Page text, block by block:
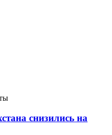
снизились на